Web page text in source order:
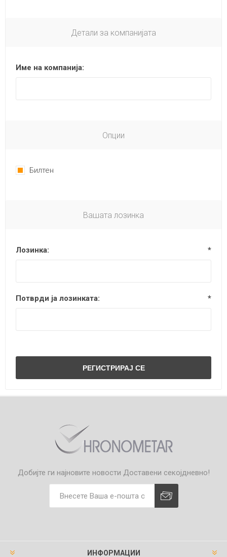
Детали за компанијата
Име на компанија:
Опции
Билтен
Вашата лозинка
Лозинка: *
Потврди ја лозинката: *
Добијте ги најновите новости Доставени секојдневно!
ИНФОРМАЦИИ